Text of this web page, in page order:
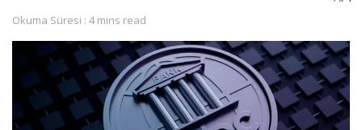
Okuma Süresi : 4 mins read